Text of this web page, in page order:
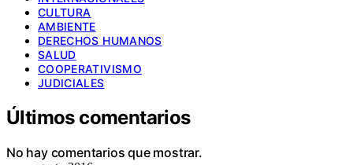
CULTURA
AMBIENTE
DERECHOS HUMANOS
SALUD
COOPERATIVISMO
JUDICIALES
Últimos comentarios
No hay comentarios que mostrar.